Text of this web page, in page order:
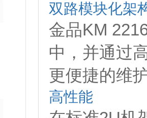
双路模块化架
金品KM
中，并通过
更便捷的维
高性能